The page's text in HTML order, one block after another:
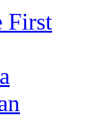
First